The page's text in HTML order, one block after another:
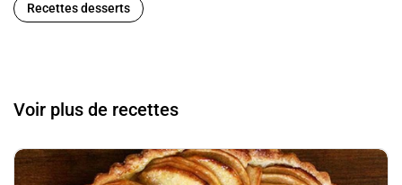
Recettes desserts
Voir plus de recettes